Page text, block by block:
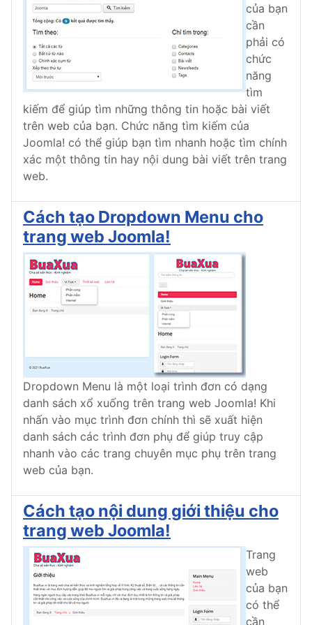
của bạn
cần
phải có
chức
năng
tìm
kiếm để giúp tìm những thông tin hoặc bài viết
trên web của bạn. Chức năng tìm kiếm của
Joomla! có thể giúp bạn tìm nhanh hoặc tìm chính
xác một thông tin hay nội dung bài viết trên trang
web.
Cách tạo Dropdown Menu cho
trang web Joomla!
Dropdown Menu là một loại trình đơn có dạng
danh sách xổ xuống trên trang web Joomla! Khi
nhấn vào mục trình đơn chính thì sẽ xuất hiện
danh sách các trình đơn phụ để giúp truy cập
nhanh vào các trang chuyên mục phụ trên trang
web của bạn.
Cách tạo nội dung giới thiệu cho
trang web Joomla!
Trang
web
của bạn
có thể
cần